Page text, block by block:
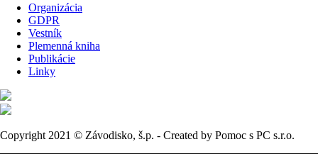
Organizácia
GDPR
Vestník
Plemenná kniha
Publikácie
Linky
Copyright 2021 © Závodisko, š.p. - Created by Pomoc s PC s.r.o.